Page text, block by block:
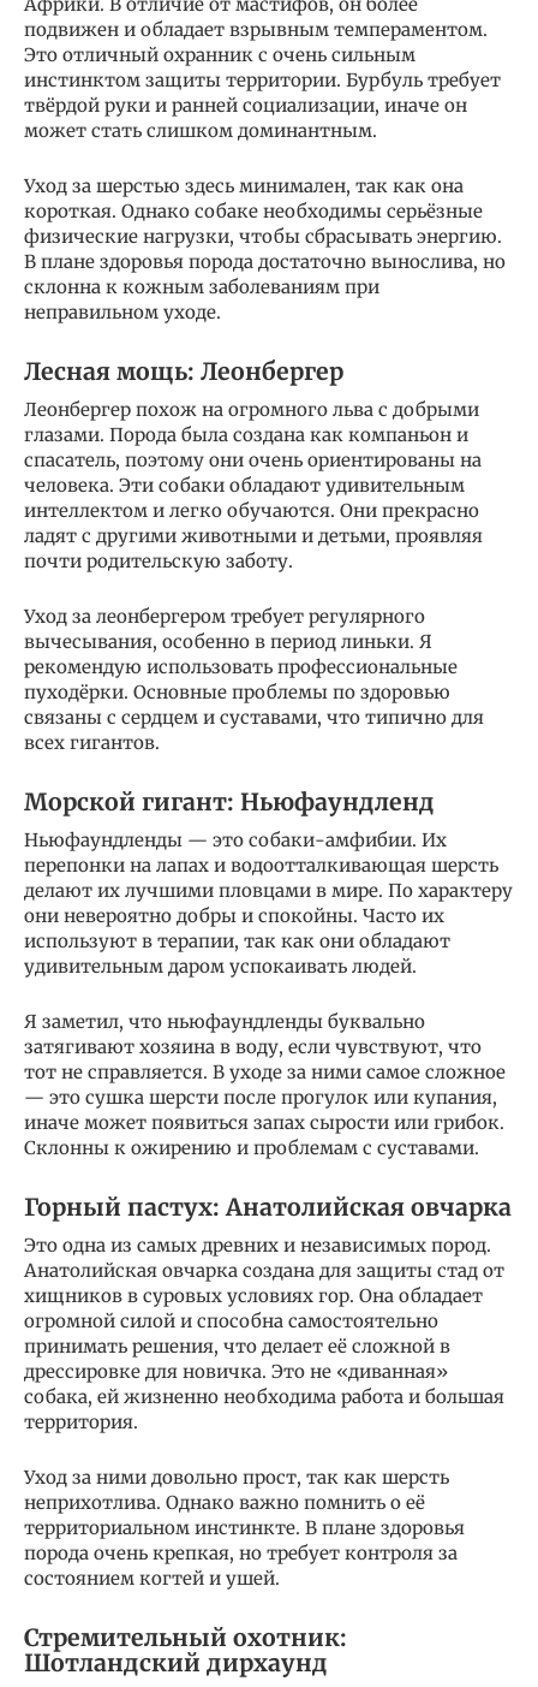
подвижен и обладает взрывным темпераментом.
Это отличный охранник с очень сильным
инстинктом защиты территории. Бурбуль требует
твёрдой руки и ранней социализации, иначе он
может стать слишком доминантным.
Уход за шерстью здесь минимален, так как она
короткая. Однако собаке необходимы серьёзные
физические нагрузки, чтобы сбрасывать энергию.
В плане здоровья порода достаточно вынослива, но
склонна к кожным заболеваниям при
неправильном уходе.
Лесная мощь: Леонбергер
Леонбергер похож на огромного льва с добрыми
глазами. Порода была создана как компаньон и
спасатель, поэтому они очень ориентированы на
человека. Эти собаки обладают удивительным
интеллектом и легко обучаются. Они прекрасно
ладят с другими животными и детьми, проявляя
почти родительскую заботу.
Уход за леонбергером требует регулярного
вычесывания, особенно в период линьки. Я
рекомендую использовать профессиональные
пуходёрки. Основные проблемы по здоровью
связаны с сердцем и суставами, что типично для
всех гигантов.
Морской гигант: Ньюфаундленд
Ньюфаундленды — это собаки-амфибии. Их
перепонки на лапах и водоотталкивающая шерсть
делают их лучшими пловцами в мире. По характеру
они невероятно добры и спокойны. Часто их
используют в терапии, так как они обладают
удивительным даром успокаивать людей.
Я заметил, что ньюфаундленды буквально
затягивают хозяина в воду, если чувствуют, что
тот не справляется. В уходе за ними самое сложное
— это сушка шерсти после прогулок или купания,
иначе может появиться запах сырости или грибок.
Склонны к ожирению и проблемам с суставами.
Горный пастух: Анатолийская овчарка
Это одна из самых древних и независимых пород.
Анатолийская овчарка создана для защиты стад от
хищников в суровых условиях гор. Она обладает
огромной силой и способна самостоятельно
принимать решения, что делает её сложной в
дрессировке для новичка. Это не «диванная»
собака, ей жизненно необходима работа и большая
территория.
Уход за ними довольно прост, так как шерсть
неприхотлива. Однако важно помнить о её
территориальном инстинкте. В плане здоровья
порода очень крепкая, но требует контроля за
состоянием когтей и ушей.
Стремительный охотник:
Шотландский дирхаунд